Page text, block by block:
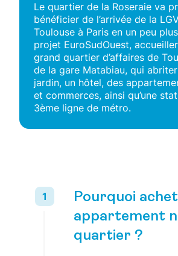
Le quartier de la Roseraie va
bénéficier de l’arrivée de la
Toulouse à Paris en un peu
projet EuroSudOuest,
grand quartier d’affaires de
de la gare Matabiau, qui
jardin, un hôtel, des
et commerces, ainsi qu’une
3ème ligne de métro.
Pourquoi
appartement
quartier ?